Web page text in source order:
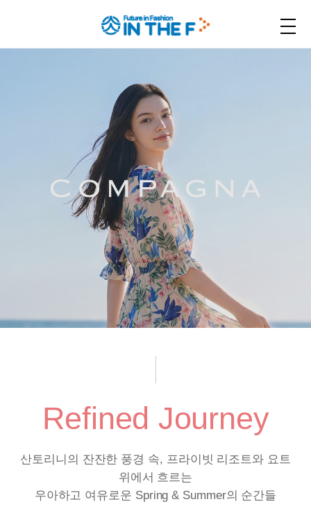
Refined Journey
산토리니의 잔잔한 풍경 속, 프라이빗 리조트와 요트
위에서 흐르는
우아하고 여유로운 Spring & Summer의 순간들